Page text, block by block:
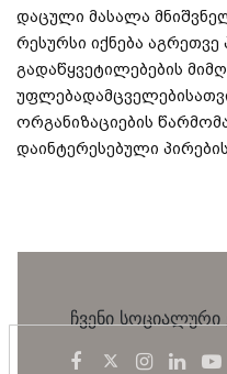
დაცული მასალა
რესურსი იქნება
გადაწყვეტილებების
ორგანიზაციების
დაინტერესებული
ჩვენი